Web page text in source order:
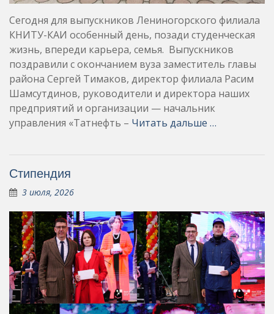
Сегодня для выпускников Лениногорского филиала
КНИТУ-КАИ особенный день, позади студенческая
жизнь, впереди карьера, семья. Выпускников
поздравили с окончанием вуза заместитель главы
района Сергей Тимаков, директор филиала Расим
Шамсутдинов, руководители и директора наших
предприятий и организации — начальник
управления «Татнефть – Читать дальше …
Стипендия
3 июля, 2026